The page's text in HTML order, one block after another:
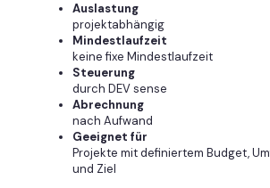
Auslastung
projektabhängig
Mindestlaufzeit
keine fixe Mindestlaufzeit
Steuerung
durch DEV sense
Abrechnung
nach Aufwand
Geeignet für
Projekte mit definiertem Budget,
und Ziel